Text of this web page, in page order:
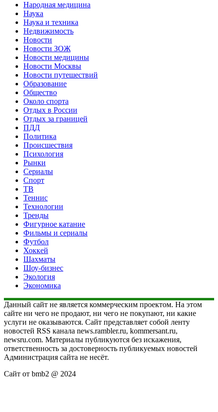
Народная медицина
Наука
Наука и техника
Недвижимость
Новости
Новости ЗОЖ
Новости медицины
Новости Москвы
Новости путешествий
Образование
Общество
Около спорта
Отдых в России
Отдых за границей
ПДД
Политика
Происшествия
Психология
Рынки
Сериалы
Спорт
ТВ
Теннис
Технологии
Тренды
Фигурное катание
Фильмы и сериалы
Футбол
Хоккей
Шахматы
Шоу-бизнес
Экология
Экономика
Данный сайт не является коммерческим проектом. На этом
сайте ни чего не продают, ни чего не покупают, ни какие
услуги не оказываются. Сайт представляет собой ленту
новостей RSS канала news.rambler.ru, kommersant.ru,
newsru.com. Материалы публикуются без искажения,
ответственность за достоверность публикуемых новостей
Администрация сайта не несёт.
Сайт от bmb2 @ 2024